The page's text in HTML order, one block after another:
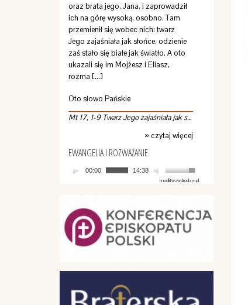
oraz brata jego, Jana, i zaprowadził
ich na górę wysoką, osobno. Tam
przemienił się wobec nich: twarz
Jego zajaśniała jak słońce, odzienie
zaś stało się białe jak światło. A oto
ukazali się im Mojżesz i Eliasz,
rozma […]
Oto słowo Pańskie
Mt 17, 1-9 Twarz Jego zajaśniała jak słońce
» czytaj więcej
EWANGELIA I ROZWAŻANIE
00:00 14:38
modlitwawdrodze.pl